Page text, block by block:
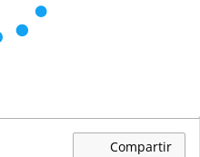
Compartir